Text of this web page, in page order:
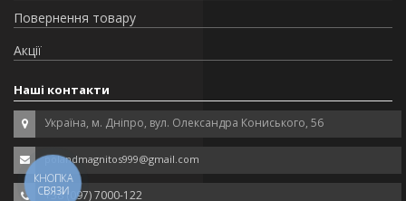
Повернення товару
Акції
Наші контакти
Україна, м. Дніпро, вул. Олександра Кониського, 56
polandmagnitos999@gmail.com
+38 (097) 7000-122
КНОПКА
СВЯЗИ